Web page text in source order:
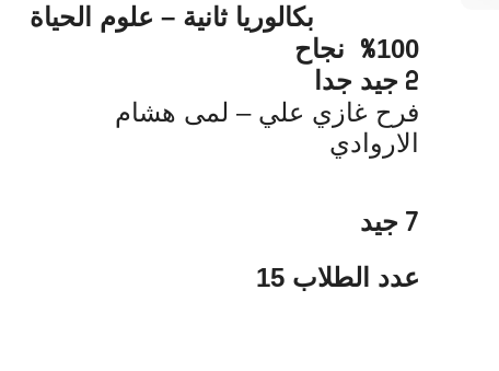
بكالوريا ثانية – علوم الحياة
100
% نجاح
2 جيد جدا
فرح غازي علي – لمى هشام
الاروادي
7 جيد
عدد الطلاب 15